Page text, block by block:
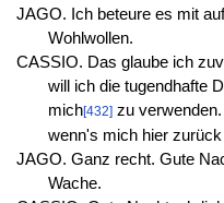
JAGO. Ich beteure es mit
Wohlwollen.
CASSIO. Das glaube ich
will ich die tugendhafte
mich[432]zu verwenden.
wenn's mich hier
JAGO. Ganz recht. Gute
Wache.